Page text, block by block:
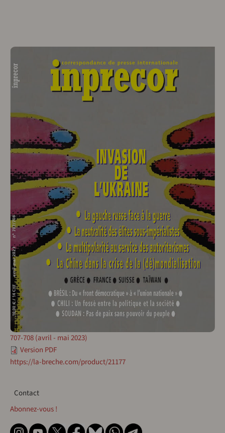
707-708 (avril - mai 2023)
Version PDF
https://la-breche.com/product/21177
Contact
Contact
Abonnez-vous !